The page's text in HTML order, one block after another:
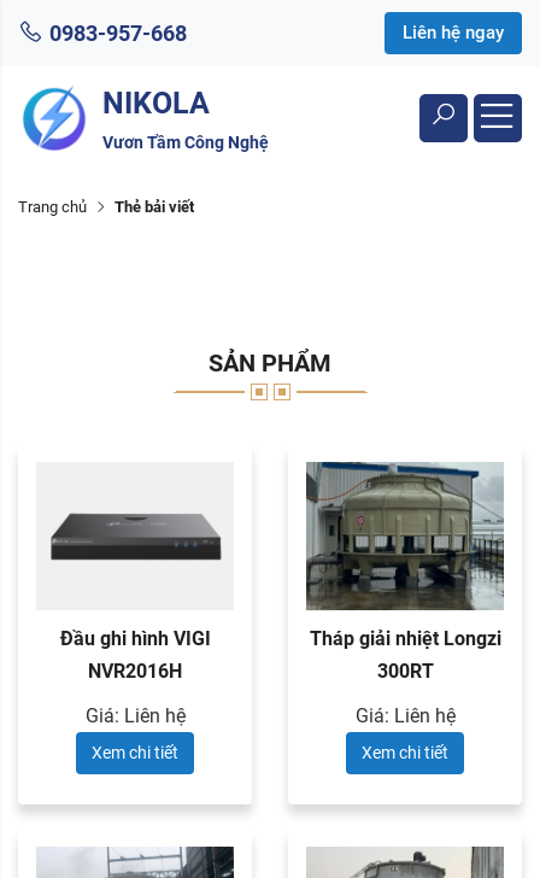
0983-957-668 Liên hệ ngay
NIKOLA
Vươn Tầm Công Nghệ
Trang chủ Thẻ bải viết
SẢN PHẨM
Đầu ghi hình VIGI
NVR2016H
Giá: Liên hệ
Xem chi tiết
Tháp giải nhiệt Longzi
300RT
Giá: Liên hệ
Xem chi tiết